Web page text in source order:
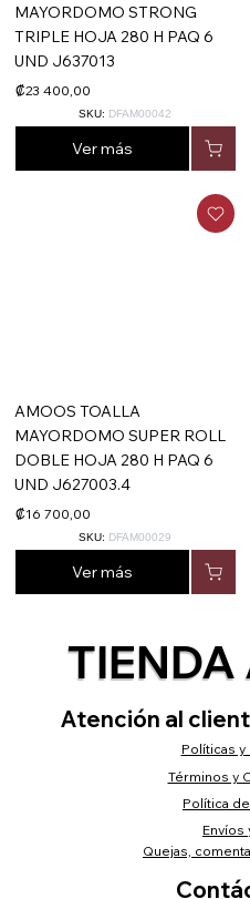
MAYORDOMO STRONG
TRIPLE HOJA 280 H PAQ 6
UND J637013
₡23 400,00
Ver más
SKU: DFAM00042
AMOOS TOALLA
MAYORDOMO SUPER ROLL
DOBLE HOJA 280 H PAQ 6
UND J627003.4
₡16 700,00
Ver más
SKU: DFAM00029
TIENDA
Atención al
Políticas y
Términos y
Envíos
Política
Quejas,